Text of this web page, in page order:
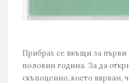
Прибрах се вкъщи за първи
половин година. За да
скъпоценно, което яврвам,